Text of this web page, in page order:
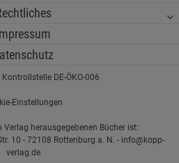
DE-ÖKO-006
Einstellungen
herausgegebenen Bücher ist:
10 - 72108 Rottenburg a. N. - info@kopp-
verlag.de
(3)
Datenschutzerklärung Impressum